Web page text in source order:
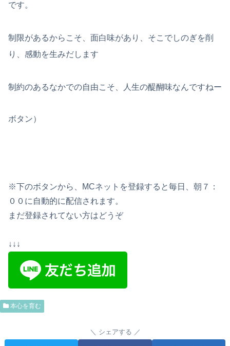
です。
制限があるからこそ、面白味があり、そこでしのぎを削
り、感動を生みだします
制約のあるなかでの自由こそ、人生の醍醐味なんですねー
ボタン）
※下のボタンから、MCネットを登録すると毎日、朝７：
００に自動的に配信されます。
まだ登録されてない方はどうぞ
↓↓↓
本心を育む
シェアする